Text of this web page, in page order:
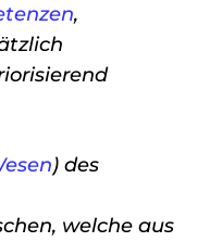
,
) des
welche aus